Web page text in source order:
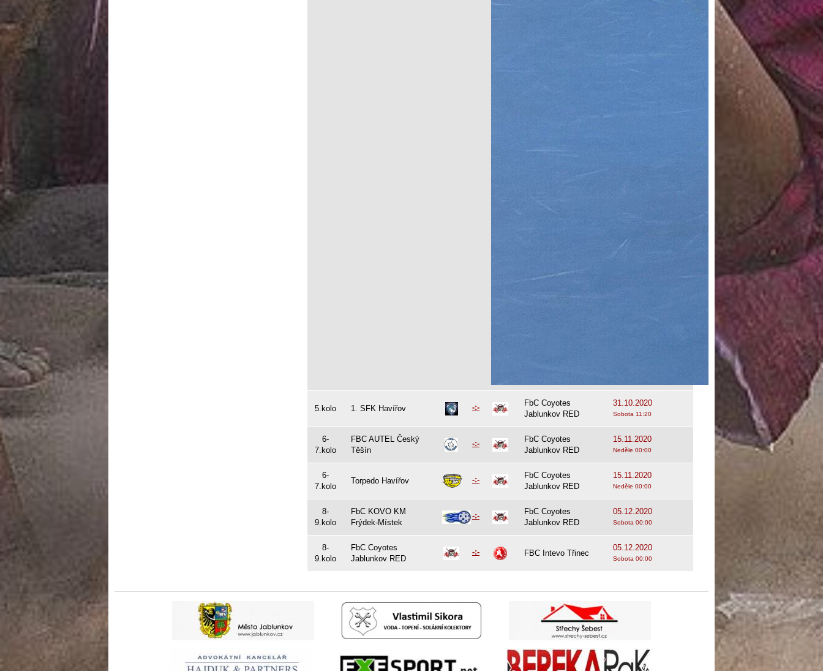
5.kolo 1. SFK Havířov -:-
FbC Coyotes
Jablunkov RED
31.10.2020
Sobota 11:20
6-
7.kolo
FBC AUTEL Český
Těšín
-:-
FbC Coyotes
Jablunkov RED
15.11.2020
Neděle 00:00
6-
7.kolo
Torpedo Havířov -:-
FbC Coyotes
Jablunkov RED
15.11.2020
Neděle 00:00
8-
9.kolo
FbC KOVO KM
Frýdek-Místek
-:-
FbC Coyotes
Jablunkov RED
05.12.2020
Sobota 00:00
8-
9.kolo
FbC Coyotes
Jablunkov RED
-:- FBC Intevo Třinec
05.12.2020
Sobota 00:00